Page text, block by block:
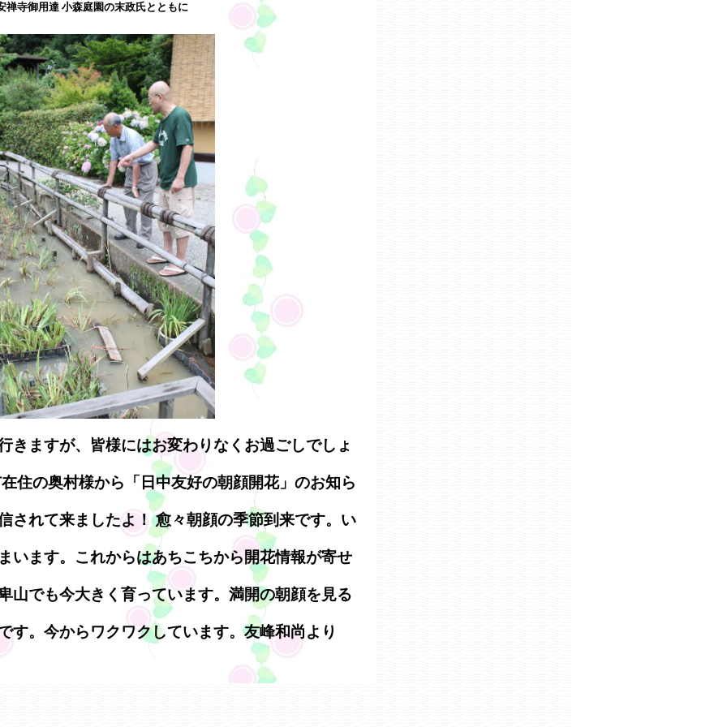
禅寺御用達 小森庭園の末政氏とともに
きますが、皆様にはお変わりなくお過ごしでしょ
住の奥村様から「日中友好の朝顔開花」のお知ら
されて来ましたよ！ 愈々朝顔の季節到来です。い
います。これからはあちこちから開花情報が寄せ
山でも今大きく育っています。満開の朝顔を見る
す。今からワクワクしています。友峰和尚より